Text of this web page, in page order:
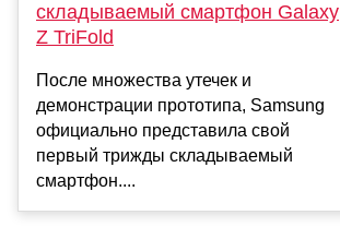
складываемый смартфон Galaxy
Z TriFold
После множества утечек и
демонстрации прототипа, Samsung
официально представила свой
первый трижды складываемый
смартфон....